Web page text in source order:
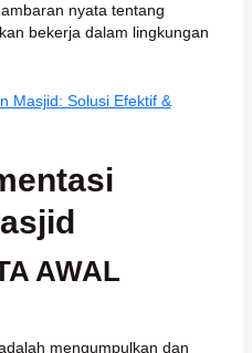
nyata tentang
bekerja dalam lingkungan
Masjid: Solusi Efektif &
AWAL
mengumpulkan dan